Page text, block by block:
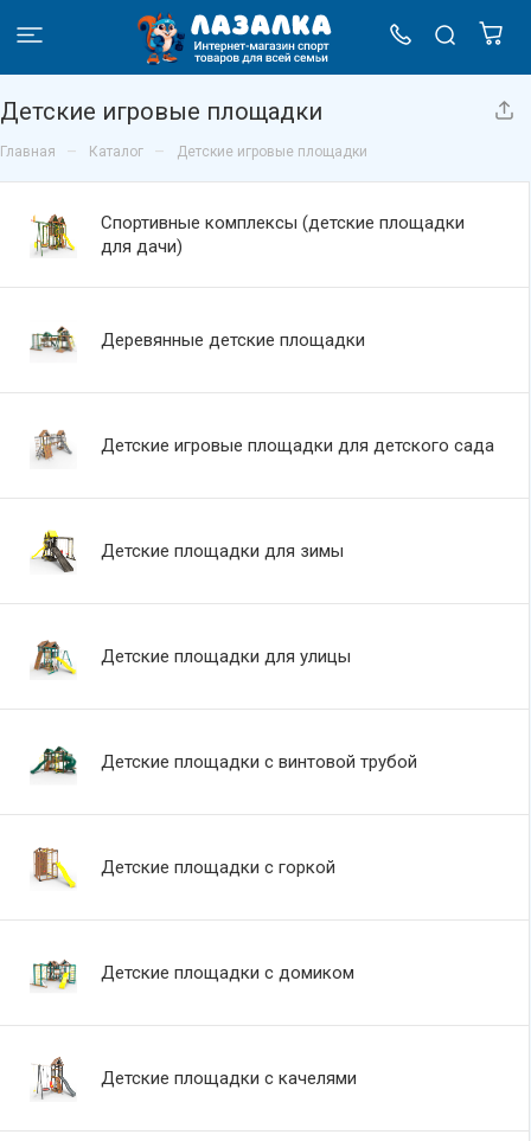
Детские игровые площадки
Главная – Каталог – Детские игровые площадки
Спортивные комплексы (детские площадки
для дачи)
Деревянные детские площадки
Детские игровые площадки для детского сада
Детские площадки для зимы
Детские площадки для улицы
Детские площадки с винтовой трубой
Детские площадки с горкой
Детские площадки с домиком
Детские площадки с качелями